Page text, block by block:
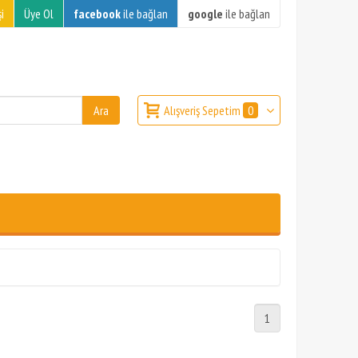
Üye Ol facebookile bağlan google ile bağlan
Alışveriş Sepetim 0
1